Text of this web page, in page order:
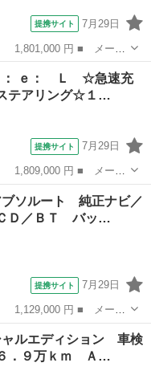
提携サイト 7月29日
スタム ■ グレード
側電動ドア バックカ
： ｅ： Ｌ ☆急速充
テアリング☆１…
提携サイト 7月29日
： ■ グレード名：
アリング☆１４ＡＷ☆
ブソルート 純正ナビ／
Ｄ／ＢＴ バッ…
提携サイト 7月29日
グレード名： アブソ
Ｄ／ＢＴ バックカメラ
ャルエディション 車検
．９万ｋｍ Ａ…